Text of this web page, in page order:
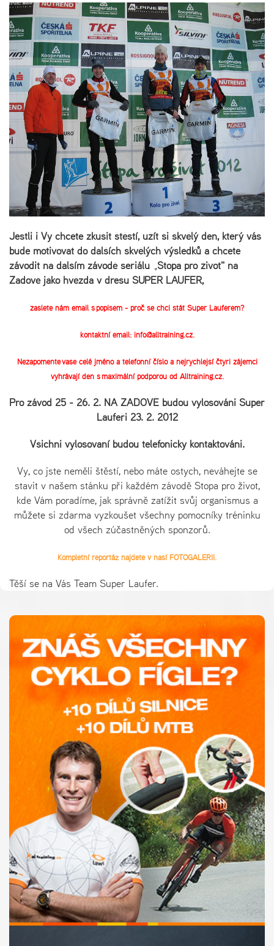
Jestli i Vy chcete zkusit štěstí, užít si skvělý den, který vás
bude motivovat do dalších skvělých výsledků a chcete
závodit na dalším závodě seriálu „Stopa pro život" na
Zadově jako hvězda v dresu SUPER LAUFER,
zašlete nám email s popisem - proč se chci stát Super Lauferem?
kontaktní email: info@alltraining.cz.
Nezapomeňte vaše celé jméno a telefonní číslo a nejrychlejší čtyři zájemci
vyhrávají den s maximální podporou od Alltraining.cz.
Pro závod 25 - 26. 2. NA ZADOVĚ budou vylosováni Super
Laufeři 23. 2. 2012
Všichni vylosovaní budou telefonicky kontaktováni.
Vy, co jste neměli štěstí, nebo máte ostych, neváhejte se
stavit v našem stánku při každém závodě Stopa pro život,
kde Vám poradíme, jak správně zatížit svůj organismus a
můžete si zdarma vyzkoušet všechny pomocníky tréninku
od všech zúčastněných sponzorů.
Kompletní reportáž najdete v naší FOTOGALERII.
Těší se na Vás Team Super Laufer.